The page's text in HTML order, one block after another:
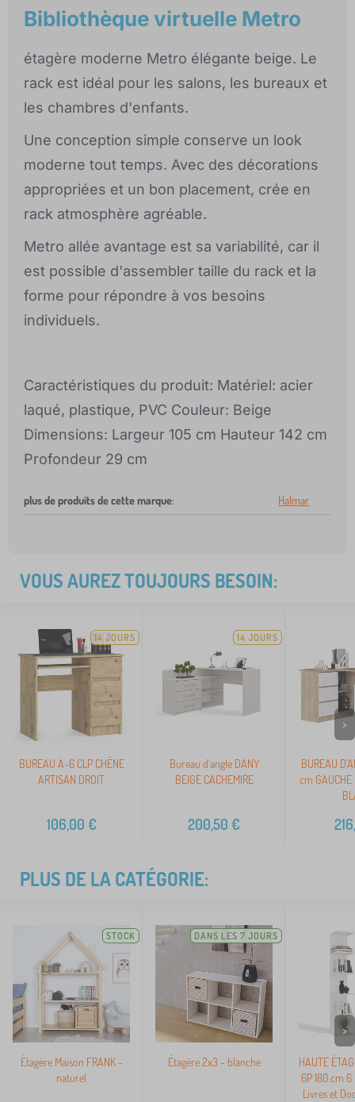
Bibliothèque virtuelle Metro
étagère moderne Metro élégante beige. Le
rack est idéal pour les salons, les bureaux et
les chambres d'enfants.
Une conception simple conserve un look
moderne tout temps. Avec des décorations
appropriées et un bon placement, crée en
rack atmosphère agréable.
Metro allée avantage est sa variabilité, car il
est possible d'assembler taille du rack et la
forme pour répondre à vos besoins
individuels.
Caractéristiques du produit: Matériel: acier
laqué, plastique, PVC Couleur: Beige
Dimensions: Largeur 105 cm Hauteur 142 cm
Profondeur 29 cm
plus de produits de cette marque: Halmar
VOUS AUREZ TOUJOURS BESOIN:
14 JOURS
BUREAU A-6 CLP CHÊNE
ARTISAN DROIT
106,00 €
14 JOURS
Bureau d'angle DANY
BEIGE CACHEMIRE
200,50 €
BUREAU
cm
>
PLUS DE LA CATÉGORIE:
STOCK
Étagère Maison FRANK -
naturel
DANS LES 7 JOURS
Étagère 2x3 - blanche
HAUTE
6P 180 cm
Livres et
>